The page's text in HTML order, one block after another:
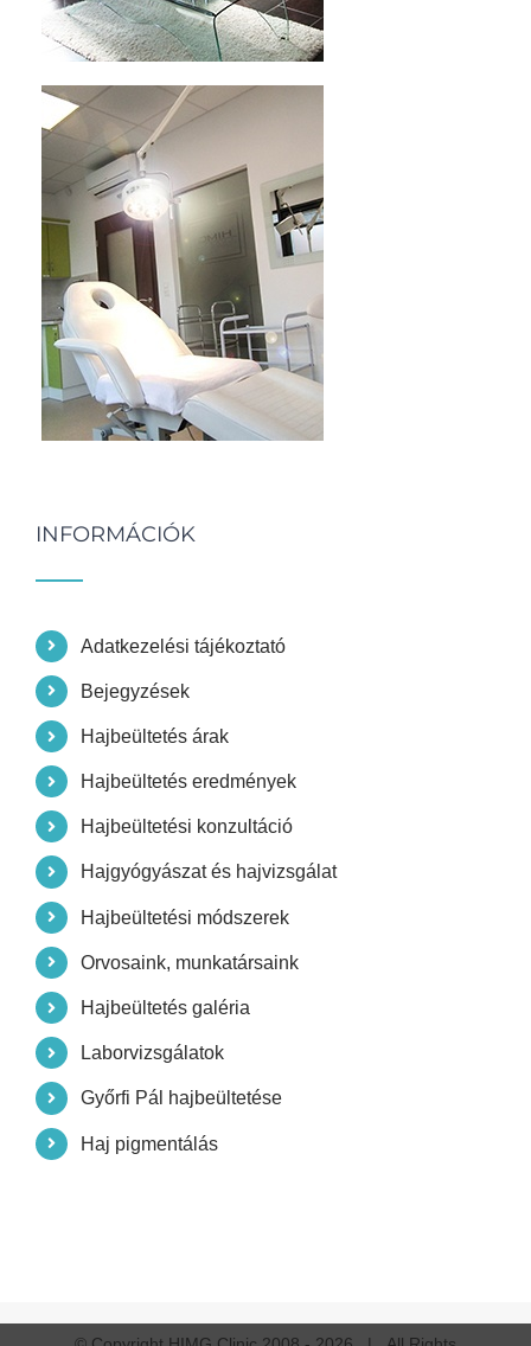
INFORMÁCIÓK
Adatkezelési tájékoztató
Bejegyzések
Hajbeültetés árak
Hajbeültetés eredmények
Hajbeültetési konzultáció
Hajgyógyászat és hajvizsgálat
Hajbeültetési módszerek
Orvosaink, munkatársaink
Hajbeültetés galéria
Laborvizsgálatok
Győrfi Pál hajbeültetése
Haj pigmentálás